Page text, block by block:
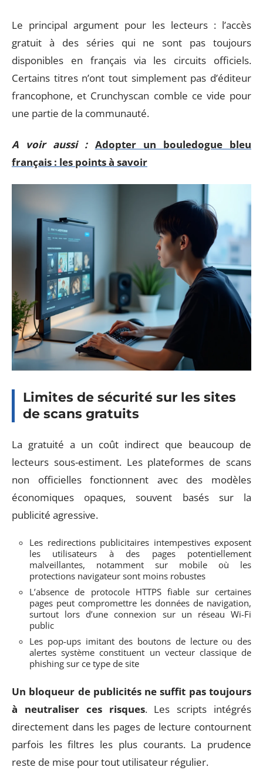
Le principal argument pour les lecteurs : l’accès
gratuit à des séries qui ne sont pas toujours
disponibles en français via les circuits officiels.
Certains titres n’ont tout simplement pas d’éditeur
francophone, et Crunchyscan comble ce vide pour
une partie de la communauté.
A voir aussi : Adopter un bouledogue bleu
français : les points à savoir
Limites de sécurité sur les sites
de scans gratuits
La gratuité a un coût indirect que beaucoup de
lecteurs sous-estiment. Les plateformes de scans
non officielles fonctionnent avec des modèles
économiques opaques, souvent basés sur la
publicité agressive.
Les redirections publicitaires intempestives exposent
les utilisateurs à des pages potentiellement
malveillantes, notamment sur mobile où les
protections navigateur sont moins robustes
L’absence de protocole HTTPS fiable sur certaines
pages peut compromettre les données de navigation,
surtout lors d’une connexion sur un réseau Wi-Fi
public
Les pop-ups imitant des boutons de lecture ou des
alertes système constituent un vecteur classique de
phishing sur ce type de site
Un bloqueur de publicités ne suffit pas toujours
à neutraliser ces risques. Les scripts intégrés
directement dans les pages de lecture contournent
parfois les filtres les plus courants. La prudence
reste de mise pour tout utilisateur régulier.